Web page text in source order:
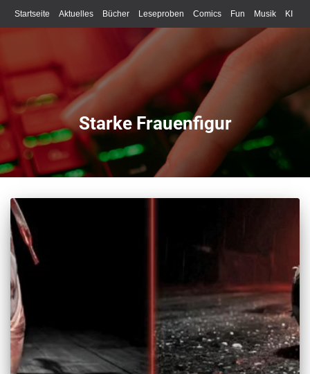
Startseite Aktuelles Bücher Leseproben Comics Fun Musik KI
Schreiben
Starke Frauenfigur